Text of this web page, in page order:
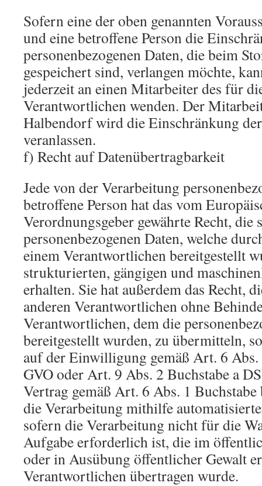
Sofern eine der oben genannten
und eine betroffene Person die
personenbezogenen Daten, die beim
gespeichert sind, verlangen möchte,
jederzeit an einen Mitarbeiter des für
Verantwortlichen wenden. Der
Halbendorf wird die Einschränkung
veranlassen.
f) Recht auf Datenübertragbarkeit
Jede von der Verarbeitung
betroffene Person hat das vom
Verordnungsgeber gewährte Recht, die
personenbezogenen Daten, welche
einem Verantwortlichen bereitgestellt
strukturierten, gängigen und
erhalten. Sie hat außerdem das Recht,
anderen Verantwortlichen ohne
Verantwortlichen, dem die
bereitgestellt wurden, zu übermitteln,
auf der Einwilligung gemäß Art. 6 Abs.
GVO oder Art. 9 Abs. 2 Buchstabe a
Vertrag gemäß Art. 6 Abs. 1
die Verarbeitung mithilfe
sofern die Verarbeitung nicht für die
Aufgabe erforderlich ist, die im
oder in Ausübung öffentlicher Gewalt
Verantwortlichen übertragen wurde.